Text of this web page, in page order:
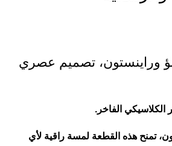
وراينستون، تصميم عصري
الكلاسيكي الفاخر.
تمنح هذه القطعة لمسة راقية لأي